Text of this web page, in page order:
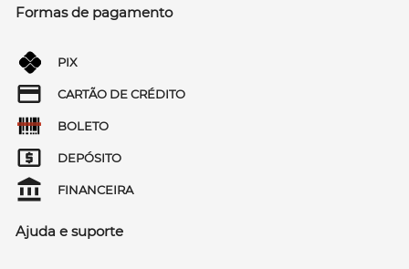
Formas de pagamento
PIX
CARTÃO DE CRÉDITO
BOLETO
DEPÓSITO
FINANCEIRA
Ajuda e suporte